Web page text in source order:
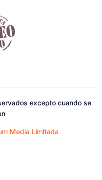
excepto cuando se
Media Limitada